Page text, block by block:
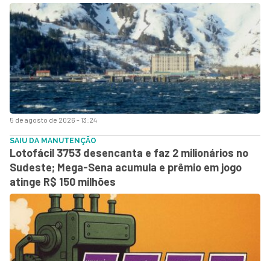
5 de agosto de 2026 - 13:24
SAIU DA MANUTENÇÃO
Lotofácil 3753 desencanta e faz 2 milionários no
Sudeste; Mega-Sena acumula e prêmio em jogo
atinge R$ 150 milhões